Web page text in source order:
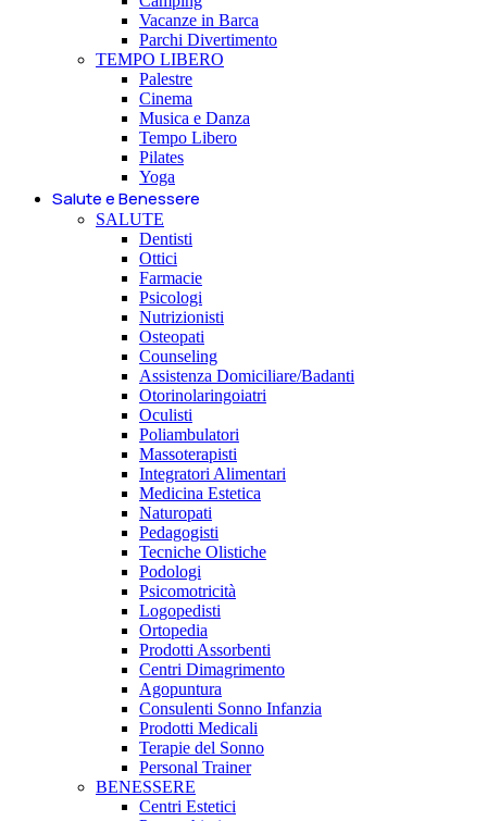
Vacanze in Barca
Parchi Divertimento
TEMPO LIBERO
Palestre
Cinema
Musica e Danza
Tempo Libero
Pilates
Yoga
Salute e Benessere
SALUTE
Dentisti
Ottici
Farmacie
Psicologi
Nutrizionisti
Osteopati
Counseling
Assistenza Domiciliare/Badanti
Otorinolaringoiatri
Oculisti
Poliambulatori
Massoterapisti
Integratori Alimentari
Medicina Estetica
Naturopati
Pedagogisti
Tecniche Olistiche
Podologi
Psicomotricità
Logopedisti
Ortopedia
Prodotti Assorbenti
Centri Dimagrimento
Agopuntura
Consulenti Sonno Infanzia
Prodotti Medicali
Terapie del Sonno
Personal Trainer
BENESSERE
Centri Estetici